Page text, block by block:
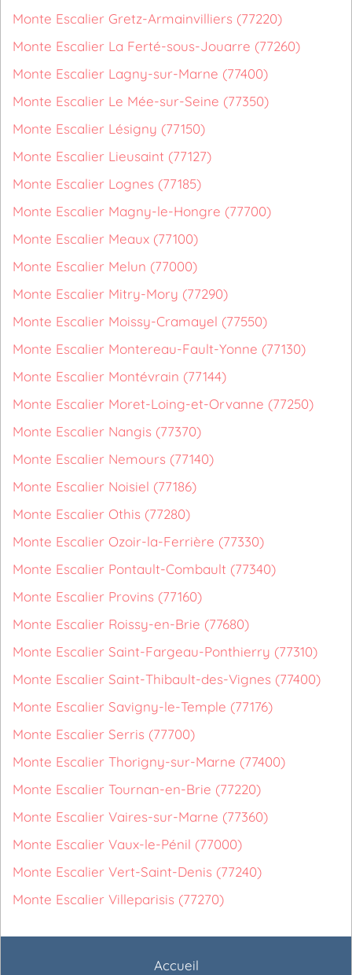
Monte Escalier Gretz-Armainvilliers (77220)
Monte Escalier La Ferté-sous-Jouarre (77260)
Monte Escalier Lagny-sur-Marne (77400)
Monte Escalier Le Mée-sur-Seine (77350)
Monte Escalier Lésigny (77150)
Monte Escalier Lieusaint (77127)
Monte Escalier Lognes (77185)
Monte Escalier Magny-le-Hongre (77700)
Monte Escalier Meaux (77100)
Monte Escalier Melun (77000)
Monte Escalier Mitry-Mory (77290)
Monte Escalier Moissy-Cramayel (77550)
Monte Escalier Montereau-Fault-Yonne (77130)
Monte Escalier Montévrain (77144)
Monte Escalier Moret-Loing-et-Orvanne (77250)
Monte Escalier Nangis (77370)
Monte Escalier Nemours (77140)
Monte Escalier Noisiel (77186)
Monte Escalier Othis (77280)
Monte Escalier Ozoir-la-Ferrière (77330)
Monte Escalier Pontault-Combault (77340)
Monte Escalier Provins (77160)
Monte Escalier Roissy-en-Brie (77680)
Monte Escalier Saint-Fargeau-Ponthierry (77310)
Monte Escalier Saint-Thibault-des-Vignes (77400)
Monte Escalier Savigny-le-Temple (77176)
Monte Escalier Serris (77700)
Monte Escalier Thorigny-sur-Marne (77400)
Monte Escalier Tournan-en-Brie (77220)
Monte Escalier Vaires-sur-Marne (77360)
Monte Escalier Vaux-le-Pénil (77000)
Monte Escalier Vert-Saint-Denis (77240)
Monte Escalier Villeparisis (77270)
Accueil